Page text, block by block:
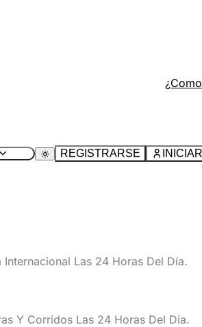
REGISTRARSE
Las 24 Horas Del Día.
Y Corridos Las 24 Horas Del Día.